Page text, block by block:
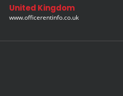
United Kingdom
www.officerentinfo.co.uk